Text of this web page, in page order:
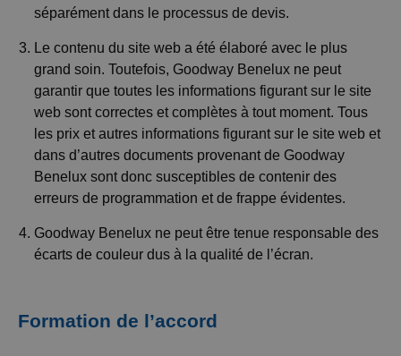
séparément dans le processus de devis.
Le contenu du site web a été élaboré avec le plus
grand soin. Toutefois, Goodway Benelux ne peut
garantir que toutes les informations figurant sur le site
web sont correctes et complètes à tout moment. Tous
les prix et autres informations figurant sur le site web et
dans d’autres documents provenant de Goodway
Benelux sont donc susceptibles de contenir des
erreurs de programmation et de frappe évidentes.
Goodway Benelux ne peut être tenue responsable des
écarts de couleur dus à la qualité de l’écran.
Formation de l’accord